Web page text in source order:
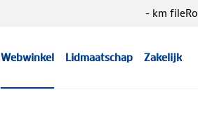
Webwinkel Lidmaatschap Zakelijk
- km file